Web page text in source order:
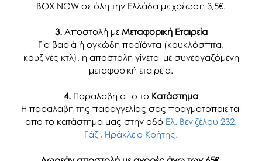
BOX NOW σε όλη την Ελλάδα με χρέωση 3,5€.
3. Αποστολή μεΜεταφορική Εταιρεία
Για βαριά ή ογκώδη προϊόντα (κουκλόσπιτα,
κουζίνες κτλ), η αποστολή γίνεται με συνεργαζόμενη
μεταφορική εταιρεία.
4. Παραλαβή απο το Κατάστημα
H παραλαβή της παραγγελίας σας πραγματοποιείται
απο το κατάστημα μας στην οδό Ελ. Βενιζέλου 232,
Γάζι, Ηράκλειο Κρήτης.